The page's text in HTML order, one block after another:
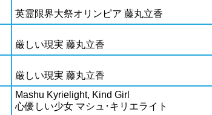
英霊限界大祭オリンピア 藤丸立香
厳しい現実 藤丸立香
厳しい現実 藤丸立香
Mashu Kyrielight, Kind Girl
心優しい少女 マシュ･キリエライト